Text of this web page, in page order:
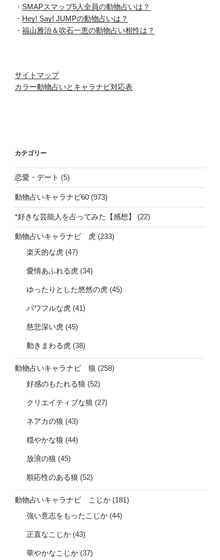
・ SMAPスマップ5人全員の動物占いは？
・ Hey! Say! JUMPの動物占いは？
・ 福山雅治＆吹石一恵の動物占い相性は？
サイトマップ
カラー動物占いとキャラナビ対応表
カテゴリー
恋愛・デート (5)
動物占いキャラナビ60 (973)
*好きな芸能人を占ってみた【感想】 (22)
動物占いキャラナビ 虎 (233)
楽天的な虎 (47)
愛情あふれる虎 (34)
ゆったりとした悠然の虎 (45)
パワフルな虎 (41)
慈悲深い虎 (45)
動きまわる虎 (38)
動物占いキャラナビ 狼 (258)
好感のもたれる狼 (52)
クリエイティブな狼 (27)
ネアカの狼 (43)
穏やかな狼 (44)
放浪の狼 (45)
順応性のある狼 (52)
動物占いキャラナビ こじか (181)
強い意志をもったこじか (44)
正直なこじか (43)
華やかなこじか (37)